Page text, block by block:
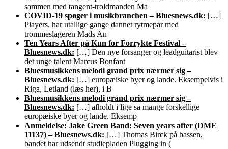
sammen med tangent-troldmanden Ma
COVID-19 spøger i musikbranchen – Bluesnews.dk: […]
Players, har utallige gange dannet rytmepar med
trommeslageren Mads An
Ten Years After på Kun for Forrykte Festival –
Bluesnews.dk: […] Den nye forsanger og leadguitarist blev
det unge talent Marcus Bonfant
Bluesmusikkens melodi grand prix nærmer sig –
Bluesnews.dk: […] europæiske byer og lande. Eksempelvis i
Riga, Letland (læs her), i B
Bluesmusikkens melodi grand prix nærmer sig –
Bluesnews.dk: […] afholdt i lige så mange forskellige
europæiske byer og lande. Eksemp
Anmeldelse: Jake Green Band: Seven years after (DME
11137) – Bluesnews.dk: […] Thomas Birck på bassen,
bandet har udsendt studiepladen Plugging in (